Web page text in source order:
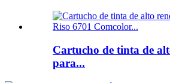
Cartucho de tinta de
para...